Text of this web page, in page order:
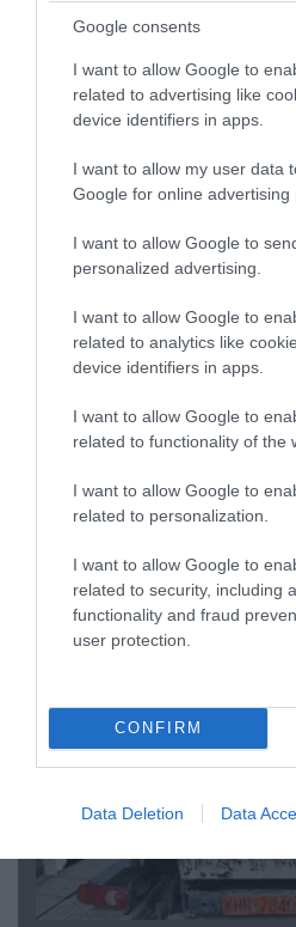
Google consents
I want to allow Google to
related to advertising like
device identifiers in apps.
I want to allow my user data
Google for online advertising
I want to allow Google to
personalized advertising.
I want to allow Google to
related to analytics like
device identifiers in apps.
I want to allow Google to
related to functionality of the
I want to allow Google to
related to personalization.
I want to allow Google to
related to security, including
functionality and fraud
user protection.
CONFIRM
Data Deletion Data
05.08.2026 | 22:02
Αδειάζουν το Κραματόρσκ
Έκτακτη εκκένωση στην
αιφνιδιαστική
Ουκρανία:
ξένων εθελοντών που
ΠΟΛΙΤΙΚΗ